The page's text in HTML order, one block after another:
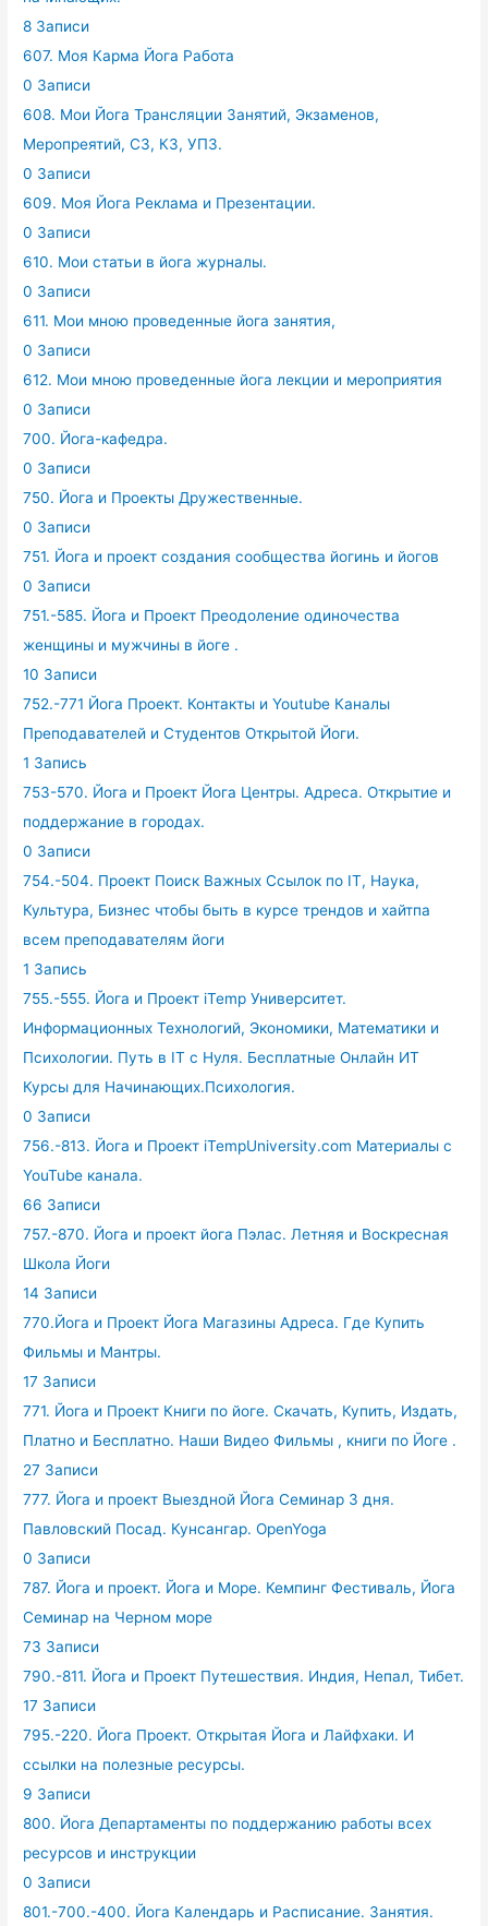
8 Записи
607. Моя Карма Йога Работа
0 Записи
608. Мои Йога Трансляции Занятий, Экзаменов,
Меропреятий, СЗ, КЗ, УПЗ.
0 Записи
609. Моя Йога Реклама и Презентации.
0 Записи
610. Мои статьи в йога журналы.
0 Записи
611. Мои мною проведенные йога занятия,
0 Записи
612. Мои мною проведенные йога лекции и мероприятия
0 Записи
700. Йога-кафедра.
0 Записи
750. Йога и Проекты Дружественные.
0 Записи
751. Йога и проект создания сообщества йогинь и йогов
0 Записи
751.-585. Йога и Проект Преодоление одиночества
женщины и мужчины в йоге .
10 Записи
752.-771 Йога Проект. Контакты и Youtube Каналы
Преподавателей и Студентов Открытой Йоги.
1 Запись
753-570. Йога и Проект Йога Центры. Адреса. Открытие и
поддержание в городах.
0 Записи
754.-504. Проект Поиск Важных Ссылок по IT, Наука,
Культура, Бизнес чтобы быть в курсе трендов и хайтпа
всем преподавателям йоги
1 Запись
755.-555. Йога и Проект iTemp Университет.
Информационных Технологий, Экономики, Математики и
Психологии. Путь в IT с Нуля. Бесплатные Онлайн ИТ
Курсы для Начинающих.Психология.
0 Записи
756.-813. Йога и Проект iTempUniversity.com Материалы с
YouTube канала.
66 Записи
757.-870. Йога и проект йога Пэлас. Летняя и Воскресная
Школа Йоги
14 Записи
770.Йога и Проект Йога Магазины Адреса. Где Купить
Фильмы и Мантры.
17 Записи
771. Йога и Проект Книги по йоге. Скачать, Купить, Издать,
Платно и Бесплатно. Наши Видео Фильмы , книги по Йоге .
27 Записи
777. Йога и проект Выездной Йога Семинар 3 дня.
Павловский Посад. Кунсангар. OpenYoga
0 Записи
787. Йога и проект. Йога и Море. Кемпинг Фестиваль, Йога
Семинар на Черном море
73 Записи
790.-811. Йога и Проект Путешествия. Индия, Непал, Тибет.
17 Записи
795.-220. Йога Проект. Открытая Йога и Лайфхаки. И
ссылки на полезные ресурсы.
9 Записи
800. Йога Департаменты по поддержанию работы всех
ресурсов и инструкции
0 Записи
801.-700.-400. Йога Календарь и Расписание. Занятия.